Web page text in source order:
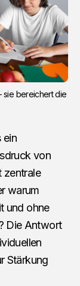
sie bereichert die
ein
von
zentrale
warum
und ohne
Die Antwort
Stärkung